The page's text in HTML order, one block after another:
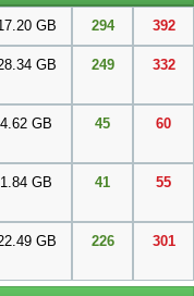
GB 294 392
GB 249 332
4.62 GB 45 60
1.84 GB 41 55
GB 226 301